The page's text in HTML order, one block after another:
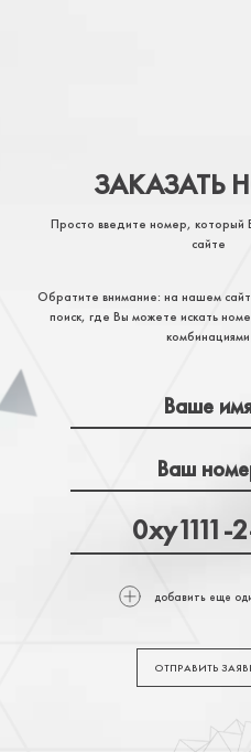
ЗАКАЗАТЬ
Просто введите номер, который
сайте
Обратите внимание: на нашем
поиск, где Вы можете искать
комбинациями
добавить еще
ОТПРАВИТЬ